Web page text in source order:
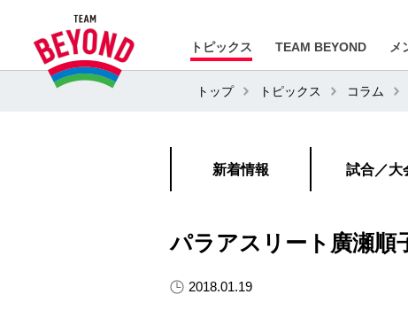
トピックス TEAM BEYOND メ
トップ トピックス コラム
新着情報 試合／大
パラアスリート廣瀬順
2018.01.19